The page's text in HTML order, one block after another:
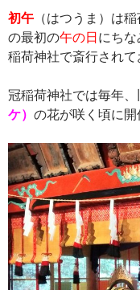
初午 （はつうま）は
の最初の午の日にち
稲荷神社で斎行されて
冠稲荷神社では毎年
ケ） の花が咲く頃に